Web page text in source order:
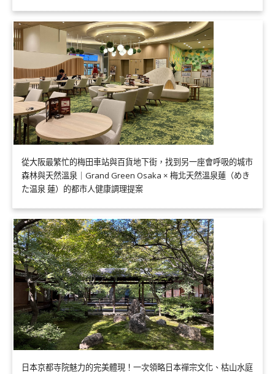
從大阪最繁忙的梅田車站與百貨地下街，找到另一座會呼吸的城市
森林與天然溫泉｜Grand Green Osaka × 梅北天然溫泉蓮（めき
た温泉 蓮）的都市人健康調理提案
日本京都寺院魅力的完美體現！一次領略日本禪宗文化、枯山水庭